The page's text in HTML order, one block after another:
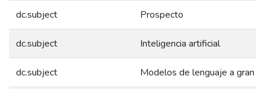
dc.subject Prospecto
dc.subject Inteligencia artificial
dc.subject Modelos de lenguaje a gran